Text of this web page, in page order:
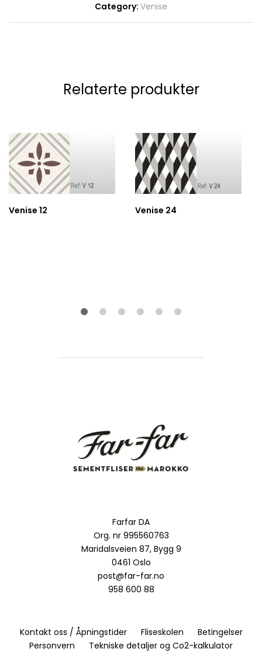
Category: Venise
Relaterte produkter
Venise 12 Venise 24
Farfar DA
Org. nr 995560763
Maridalsveien 87, Bygg 9
0461 Oslo
post@far-far.no
958 600 88
Kontakt oss / Åpningstider Fliseskolen
Betingelser
Personvern
Tekniske detaljer og Co2-kalkulator